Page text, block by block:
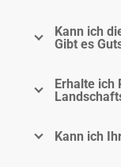
Kann ich
Gibt es
Erhalte ich
Kann ich